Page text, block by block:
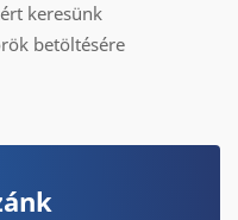
keresünk
betöltésére